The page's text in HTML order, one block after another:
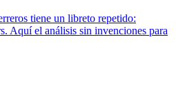
tiene un libreto repetido:
Aquí el análisis sin invenciones para